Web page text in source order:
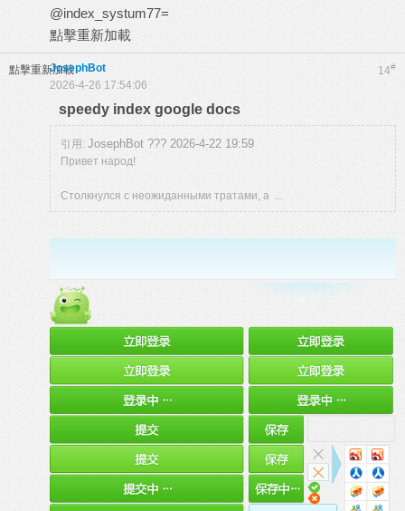
@index_systum77=
點擊重新加載
點擊重新加載 14#
JosephBot
2026-4-26 17:54:06
speedy index google docs
引用: JosephBot ??? 2026-4-22 19:59
Привет народ!
Столкнулся с неожиданными тратами, а ...